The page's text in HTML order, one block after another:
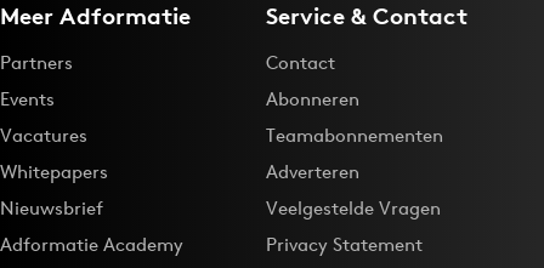
Meer Adformatie
Partners
Events
Vacatures
Whitepapers
Nieuwsbrief
Adformatie Academy
Service & Contact
Contact
Abonneren
Teamabonnementen
Adverteren
Veelgestelde Vragen
Privacy Statement